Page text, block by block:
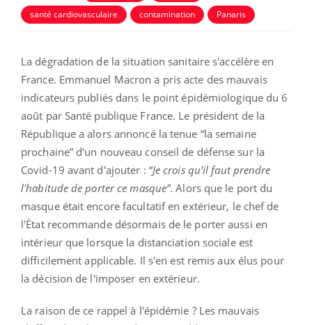
santé cardiovasculaire
contamination Panaris
La dégradation de la situation sanitaire s'accélère en
France. Emmanuel Macron a pris acte des mauvais
indicateurs publiés dans le point épidémiologique du 6
août par Santé publique France. Le président de la
République a alors annoncé la tenue “la semaine
prochaine” d'un nouveau conseil de défense sur la
Covid-19 avant d'ajouter : “Je crois qu'il faut prendre
l'habitude de porter ce masque”. Alors que le port du
masque était encore facultatif en extérieur, le chef de
l'État recommande désormais de le porter aussi en
intérieur que lorsque la distanciation sociale est
difficilement applicable. Il s'en est remis aux élus pour
la décision de l'imposer en extérieur.
La raison de ce rappel à l'épidémie ? Les mauvais